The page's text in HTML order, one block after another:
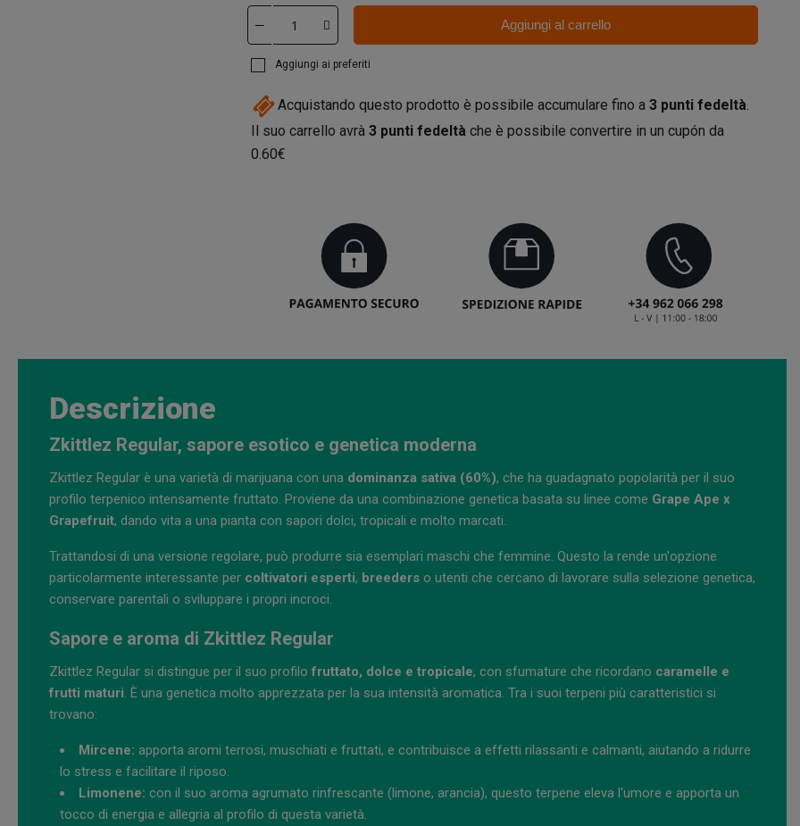
Aggiungi al carrello
Aggiungi ai preferiti
Acquistando questo prodotto è possibile accumulare fino a 3 punti fedeltà.
Il suo carrello avrà 3 punti fedeltà che è possibile convertire in un cupón da
0.60€
Descrizione
Zkittlez Regular, sapore esotico e genetica moderna
Zkittlez Regular è una varietà di marijuana con una dominanza sativa (60%), che ha guadagnato popolarità per il suo
profilo terpenico intensamente fruttato. Proviene da una combinazione genetica basata su linee come Grape Ape x
Grapefruit, dando vita a una pianta con sapori dolci, tropicali e molto marcati.
Trattandosi di una versione regolare, può produrre sia esemplari maschi che femmine. Questo la rende un'opzione
particolarmente interessante per coltivatori esperti, breeders o utenti che cercano di lavorare sulla selezione genetica,
conservare parentali o sviluppare i propri incroci.
Sapore e aroma di Zkittlez Regular
Zkittlez Regular si distingue per il suo profilofruttato, dolce e tropicale, con sfumature che ricordano caramelle e
frutti maturi. È una genetica molto apprezzata per la sua intensità aromatica. Tra i suoi terpeni più caratteristici si
trovano:
Mircene: apporta aromi terrosi, muschiati e fruttati, e contribuisce a effetti rilassanti e calmanti, aiutando a ridurre
lo stress e facilitare il riposo.
Limonene: con il suo aroma agrumato rinfrescante (limone, arancia), questo terpene eleva l'umore e apporta un
tocco di energia e allegria al profilo di questa varietà.